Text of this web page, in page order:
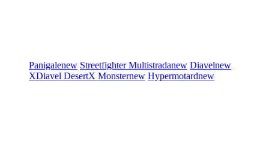
Panigalenew StreetfighterMultistradanew Diavelnew
XDiavel DesertX Monsternew Hypermotardnew